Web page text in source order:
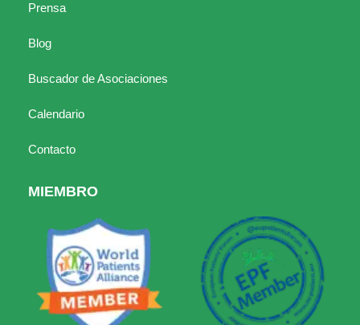
Prensa
Blog
Buscador de Asociaciones
Calendario
Contacto
MIEMBRO